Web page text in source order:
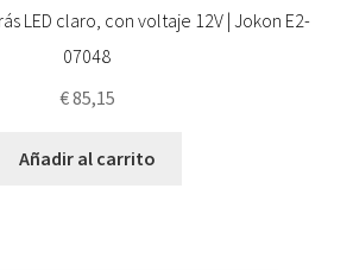
LED claro, con voltaje 12V | Jokon E2-
07048
€85,15
Añadir al carrito